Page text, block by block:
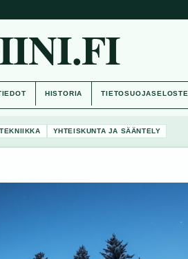
HISTORIA TIETOSUOJASELOSTE
TEKNIIKKA YHTEISKUNTA JA SÄÄNTELY